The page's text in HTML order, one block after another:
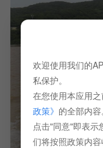
欢迎使用我们的
私保护。
在您使用本应用
政策》 的全部内容。
点击"同意"即表示
们将按照政策内容